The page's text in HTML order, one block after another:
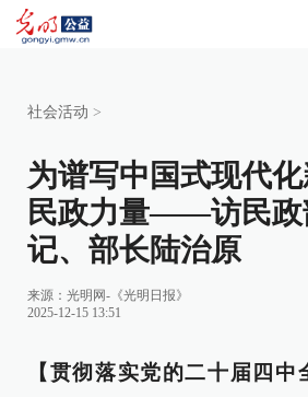
社会活动 >
为谱写中国式现代
民政力量——访民政
记、部长陆治原
来源： 光明网-《光明日报》
2025-12-15 13:51
【贯彻落实党的二十届四中